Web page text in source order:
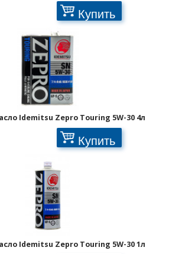
Купить
Idemitsu Zepro Touring 5W-30 4л
Купить
Idemitsu Zepro Touring 5W-30 1л